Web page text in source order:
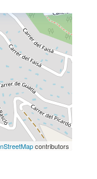
contributors